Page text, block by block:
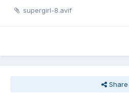
supergirl-8.avif
Share